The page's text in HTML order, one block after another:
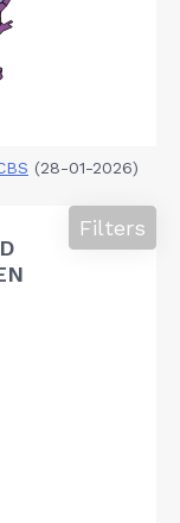
(28-01-2026)
Filters